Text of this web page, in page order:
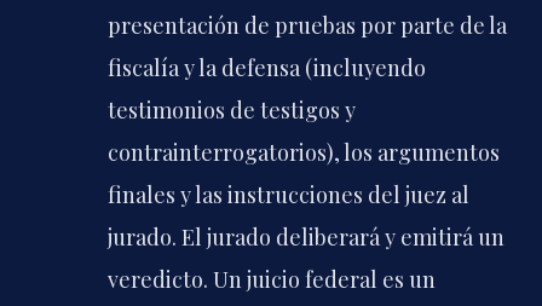
presentación de pruebas por parte de la
fiscalía y la defensa (incluyendo
testimonios de testigos y
contrainterrogatorios), los argumentos
finales y las instrucciones del juez al
jurado. El jurado deliberará y emitirá un
veredicto. Un juicio federal es un